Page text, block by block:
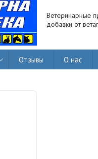
Ветеринарные
добавки от
Отзывы О нас